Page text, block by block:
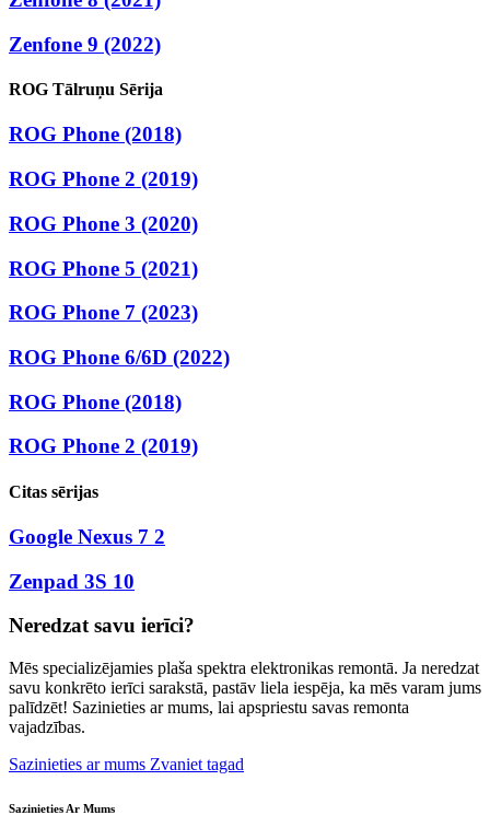
Zenfone 9 (2022)
ROG Tālruņu Sērija
ROG Phone (2018)
ROG Phone 2 (2019)
ROG Phone 3 (2020)
ROG Phone 5 (2021)
ROG Phone 7 (2023)
ROG Phone 6/6D (2022)
ROG Phone (2018)
ROG Phone 2 (2019)
Citas sērijas
Google Nexus 7 2
Zenpad 3S 10
Neredzat savu ierīci?
Mēs specializējamies plaša spektra elektronikas remontā. Ja neredzat
savu konkrēto ierīci sarakstā, pastāv liela iespēja, ka mēs varam jums
palīdzēt! Sazinieties ar mums, lai apspriestu savas remonta
vajadzības.
Sazinieties ar mums Zvaniet tagad
Sazinieties Ar Mums